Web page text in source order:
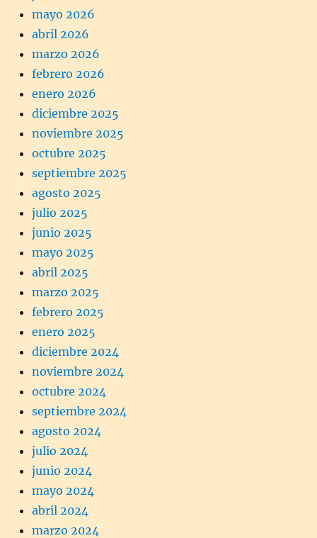
mayo 2026
abril 2026
marzo 2026
febrero 2026
enero 2026
diciembre 2025
noviembre 2025
octubre 2025
septiembre 2025
agosto 2025
julio 2025
junio 2025
mayo 2025
abril 2025
marzo 2025
febrero 2025
enero 2025
diciembre 2024
noviembre 2024
octubre 2024
septiembre 2024
agosto 2024
julio 2024
junio 2024
mayo 2024
abril 2024
marzo 2024